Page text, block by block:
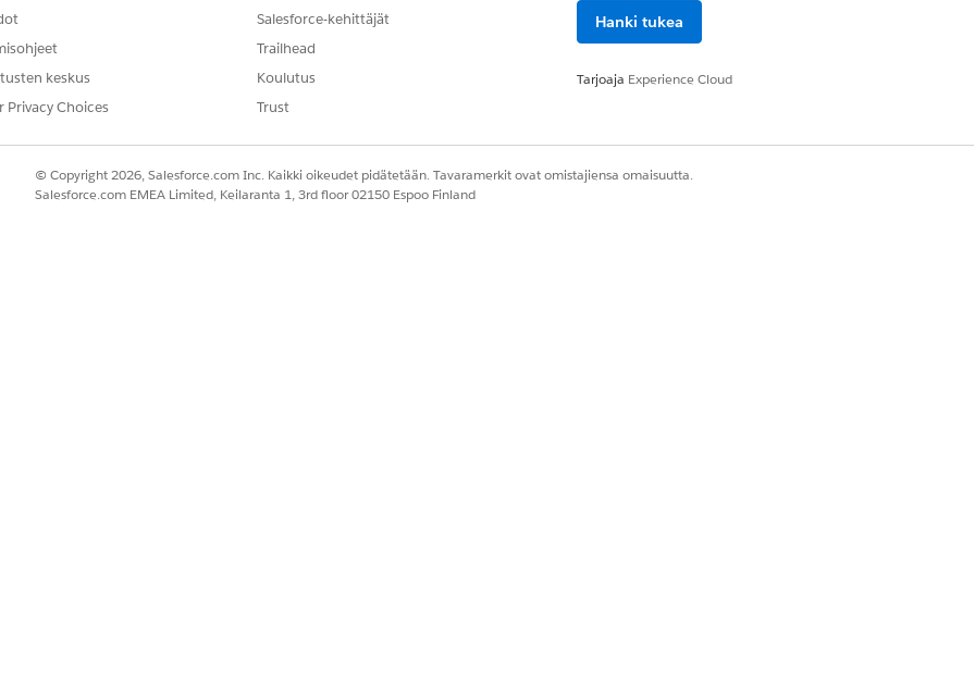
keskus
Privacy Choices
Salesforce-kehittäjät
Trailhead
Koulutus
Trust
Hanki tukea
Tarjoaja Experience Cloud
© Copyright 2026, Salesforce.com Inc. Kaikki oikeudet pidätetään. Tavaramerkit ovat omistajiensa omaisuutta.
Salesforce.com EMEA Limited, Keilaranta 1, 3rd floor 02150 Espoo Finland